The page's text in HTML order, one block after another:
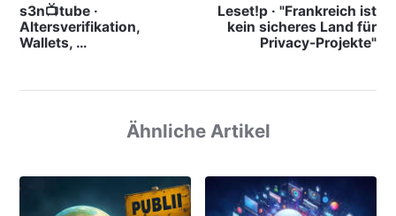
s3n📺tube ·
Altersverifikation,
Wallets, …
Leset!p · "Frankreich ist
kein sicheres Land für
Privacy-Projekte"
Ähnliche Artikel